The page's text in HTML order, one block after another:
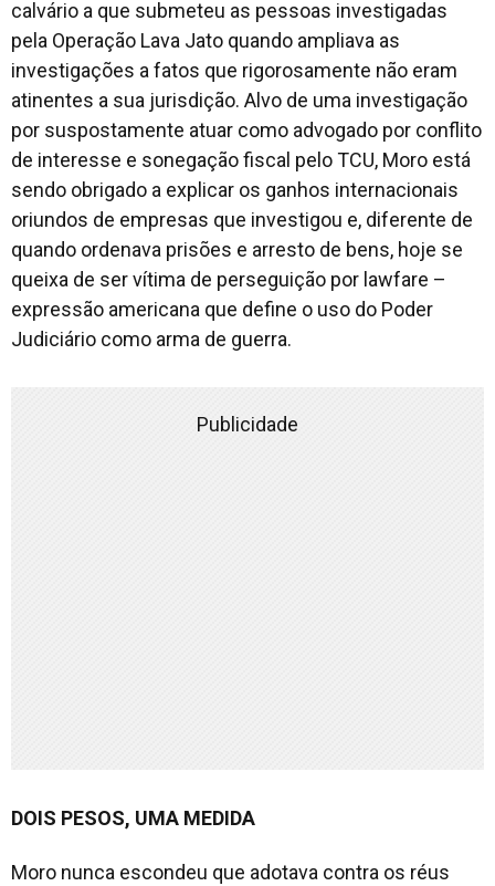
calvário a que submeteu as pessoas investigadas
pela Operação Lava Jato quando ampliava as
investigações a fatos que rigorosamente não eram
atinentes a sua jurisdição. Alvo de uma investigação
por suspostamente atuar como advogado por conflito
de interesse e sonegação fiscal pelo TCU, Moro está
sendo obrigado a explicar os ganhos internacionais
oriundos de empresas que investigou e, diferente de
quando ordenava prisões e arresto de bens, hoje se
queixa de ser vítima de perseguição por lawfare –
expressão americana que define o uso do Poder
Judiciário como arma de guerra.
Publicidade
DOIS PESOS, UMA MEDIDA
Moro nunca escondeu que adotava contra os réus